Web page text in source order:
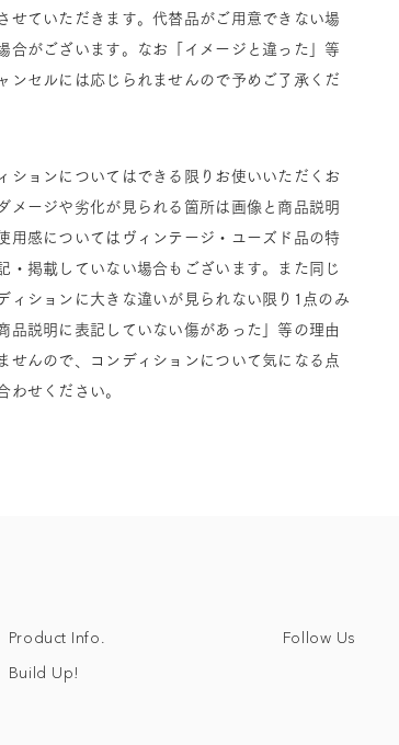
せていただきます。代替品がご用意できない場
合がございます。なお「イメージと違った」等
ンセルには応じられませんので予めご了承くだ
ションについてはできる限りお使いいただくお
メージや劣化が見られる箇所は画像と商品説明
用感についてはヴィンテージ・ユーズド品の特
・掲載していない場合もございます。また同じ
ィションに大きな違いが見られない限り1点のみ
品説明に表記していない傷があった」等の理由
せんので、コンディションについて気になる点
わせください。
Product Info.
Build Up!
Follow Us